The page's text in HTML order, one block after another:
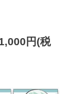
円(税